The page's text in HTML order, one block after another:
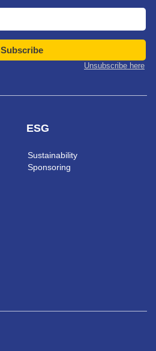
ESG
Sustainability
Sponsoring
Subscribe
Unsubscribe here